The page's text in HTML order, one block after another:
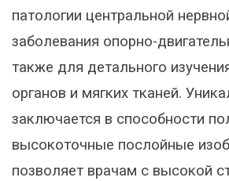
патологии центральной
заболевания опорно-
также для детального
органов и мягких тканей.
заключается в способности
высокоточные послойные
позволяет врачам с высокой